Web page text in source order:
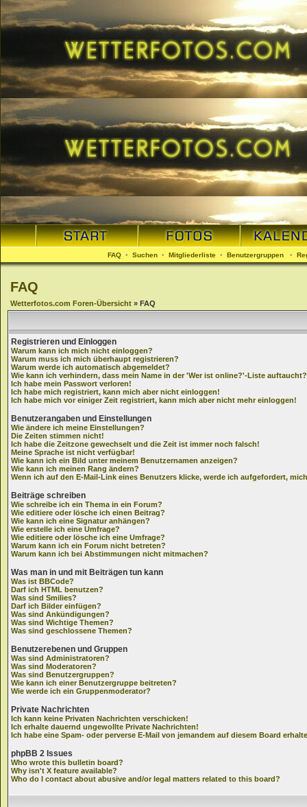
FAQ •Suchen •Mitgliederliste •Benutzergruppen •
FAQ
Wetterfotos.com Foren-Übersicht » FAQ
Registrieren und Einloggen
Warum kann ich mich nicht einloggen?
Warum muss ich mich überhaupt registrieren?
Warum werde ich automatisch abgemeldet?
Wie kann ich verhindern, dass mein Name in der 'Wer ist online?'-Liste auftaucht?
Ich habe mein Passwort verloren!
Ich habe mich registriert, kann mich aber nicht einloggen!
Ich habe mich vor einiger Zeit registriert, kann mich aber nicht mehr einloggen!
Benutzerangaben und Einstellungen
Wie ändere ich meine Einstellungen?
Die Zeiten stimmen nicht!
Ich habe die Zeitzone gewechselt und die Zeit ist immer noch falsch!
Meine Sprache ist nicht verfügbar!
Wie kann ich ein Bild unter meinem Benutzernamen anzeigen?
Wie kann ich meinen Rang ändern?
Wenn ich auf den E-Mail-Link eines Benutzers klicke, werde ich aufgefordert,
Beiträge schreiben
Wie schreibe ich ein Thema in ein Forum?
Wie editiere oder lösche ich einen Beitrag?
Wie kann ich eine Signatur anhängen?
Wie erstelle ich eine Umfrage?
Wie editiere oder lösche ich eine Umfrage?
Warum kann ich ein Forum nicht betreten?
Warum kann ich bei Abstimmungen nicht mitmachen?
Was man in und mit Beiträgen tun kann
Was ist BBCode?
Darf ich HTML benutzen?
Was sind Smilies?
Darf ich Bilder einfügen?
Was sind Ankündigungen?
Was sind Wichtige Themen?
Was sind geschlossene Themen?
Benutzerebenen und Gruppen
Was sind Administratoren?
Was sind Moderatoren?
Was sind Benutzergruppen?
Wie kann ich einer Benutzergruppe beitreten?
Wie werde ich ein Gruppenmoderator?
Private Nachrichten
Ich kann keine Privaten Nachrichten verschicken!
Ich erhalte dauernd ungewollte Private Nachrichten!
Ich habe eine Spam- oder perverse E-Mail von jemandem auf diesem Board
phpBB 2 Issues
Who wrote this bulletin board?
Why isn't X feature available?
Who do I contact about abusive and/or legal matters related to this board?